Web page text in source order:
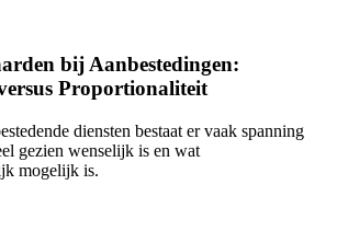
bij Aanbestedingen:
Proportionaliteit
diensten bestaat er vaak spanning
gezien wenselijk is en wat
mogelijk is.